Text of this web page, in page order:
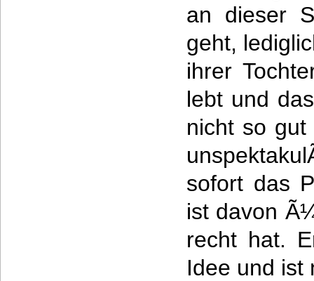
an dieser
geht,
ihrer
lebt und
nicht so
sofort das
ist davon
recht hat.
Idee und ist